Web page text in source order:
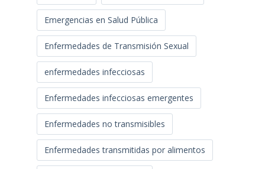
Emergencias en Salud Pública
Enfermedades de Transmisión Sexual
enfermedades infecciosas
Enfermedades infecciosas emergentes
Enfermedades no transmisibles
Enfermedades transmitidas por alimentos